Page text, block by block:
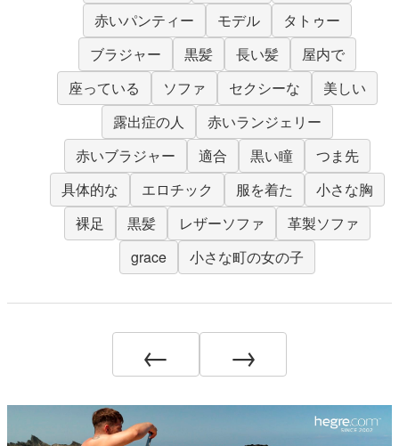
赤いパンティー
モデル
タトゥー
ブラジャー
黒髪 長い髪
屋内で
座っている
ソファ セクシーな
美しい
露出症の人
赤いランジェリー
赤いブラジャー
適合 黒い瞳
つま先
具体的な
エロチック 服を着た
小さな胸
裸足
黒髪 レザーソファ
革製ソファ
grace
小さな町の女の子
← →